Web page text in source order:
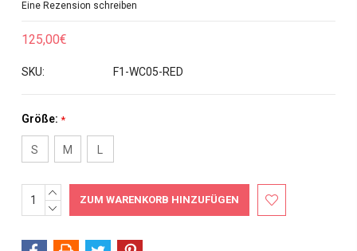
Eine Rezension schreiben
125,00€
SKU: F1-WC05-RED
Größe: *
S M
Aktueller
Bestand:
MENGE
ERHÖHEN:
MENGE